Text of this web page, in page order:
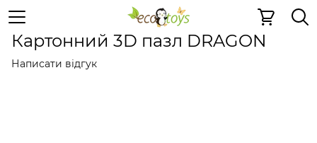
Картонні 3D-пазли Картонні 3D-пазли
Картонний 3D пазл DRAGON
Написати відгук